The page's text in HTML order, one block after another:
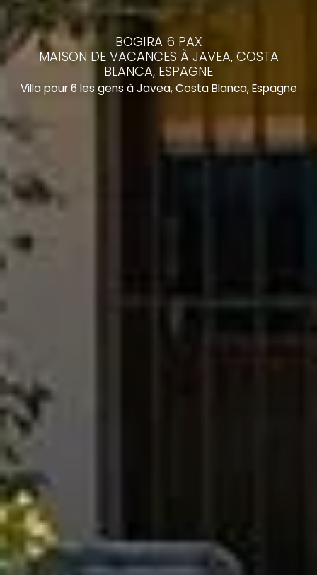
BOGIRA 6 PAX
MAISON DE VACANCES À JAVEA, COSTA
BLANCA, ESPAGNE
Villa pour 6 les gens à Javea, Costa Blanca, Espagne